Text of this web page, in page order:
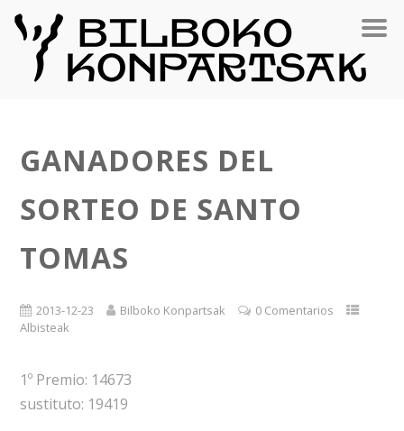
GANADORES DEL
SORTEO DE SANTO
TOMAS
2013-12-23 Bilboko Konpartsak
0 Comentarios
Albisteak
1º Premio: 14673
sustituto: 19419